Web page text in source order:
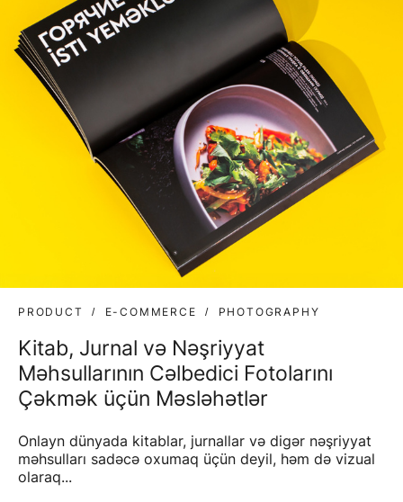
PRODUCT E-COMMERCE PHOTOGRAPHY
Kitab, Jurnal və Nəşriyyat
Məhsullarının Cəlbedici Fotolarını
Çəkmək üçün Məsləhətlər
Onlayn dünyada kitablar, jurnallar və digər nəşriyyat
məhsulları sadəcə oxumaq üçün deyil, həm də vizual
olaraq...